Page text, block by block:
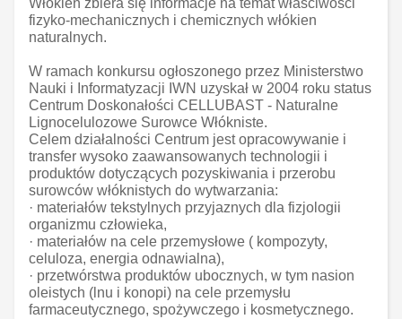
Włókien zbiera się informacje na temat właściwości
fizyko-mechanicznych i chemicznych włókien
naturalnych.
W ramach konkursu ogłoszonego przez Ministerstwo
Nauki i Informatyzacji IWN uzyskał w 2004 roku status
Centrum Doskonałości CELLUBAST - Naturalne
Lignocelulozowe Surowce Włókniste.
Celem działalności Centrum jest opracowywanie i
transfer wysoko zaawansowanych technologii i
produktów dotyczących pozyskiwania i przerobu
surowców włóknistych do wytwarzania:
· materiałów tekstylnych przyjaznych dla fizjologii
organizmu człowieka,
· materiałów na cele przemysłowe ( kompozyty,
celuloza, energia odnawialna),
· przetwórstwa produktów ubocznych, w tym nasion
oleistych (lnu i konopi) na cele przemysłu
farmaceutycznego, spożywczego i kosmetycznego.